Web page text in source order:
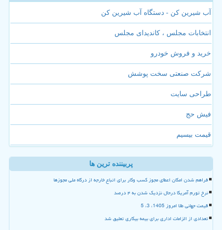
آب شیرین کن - دستگاه آب شیرین کن
انتخابات مجلس ، کاندیدای مجلس
خرید و فروش خودرو
شرکت صنعتی سخت پوشش
طراحی سایت
فیش حج
قیمت بیسیم
پربیننده ترین ها
فراهم شدن امکان اعطای مجوز کسب وکار برای اتباع خارجه از درگاه ملی مجوزها
نرخ تورم آمریکا درحال نزدیک شدن به ۴ درصد
قیمت جهانی طلا امروز 1405، 3، 5
تعدادی از الزامات اداری برای بیمه بیکاری تعلیق شد